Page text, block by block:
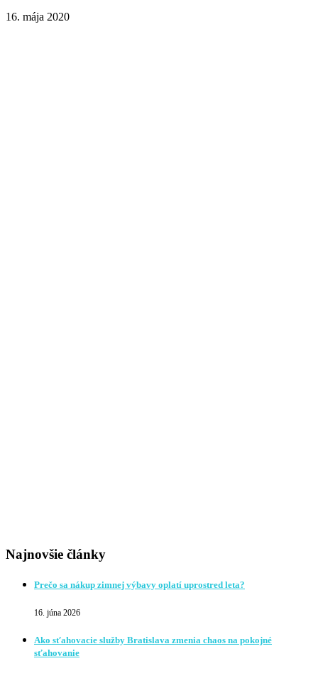
16. mája 2020
Najnovšie články
Prečo sa nákup zimnej výbavy oplatí uprostred leta?
16. júna 2026
Ako sťahovacie služby Bratislava zmenia chaos na pokojné
sťahovanie